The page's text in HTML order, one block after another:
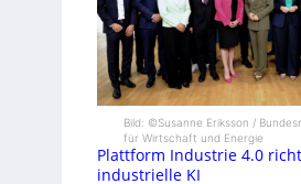
Bild: ©Susanne Eriksson /
für Wirtschaft und Energie
Plattform Industrie 4.0
industrielle KI